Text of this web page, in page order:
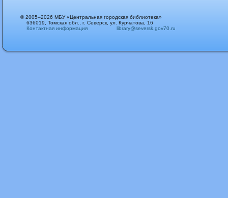
© 2005–2026 МБУ «Центральная городская библиотека»
636019, Томская обл., г. Северск, ул. Курчатова, 16
Контактная информация
library@seversk.gov70.ru